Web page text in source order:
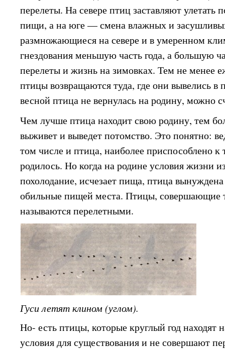
перелеты. На севере птиц заставляют улетать
пищи, а на юге — смена влажных и
размножающиеся на севере и в умеренном
гнездования меньшую часть года, а большую
перелеты и жизнь на зимовках. Тем не менее
птицы возвращаются туда, где они вывелись
весной птица не вернулась на родину, можно
Чем лучше птица находит свою родину, тем
выживет и выведет потомство. Это понятно:
том числе и птица, наиболее приспособлено к
родилось. Но когда на родине условия жизни
похолодание, исчезает пища, птица
обильные пищей места. Птицы, совершающие
называются перелетными.
Гуси летят клином (углом).
Но- есть птицы, которые круглый год находят
условия для существования и не совершают